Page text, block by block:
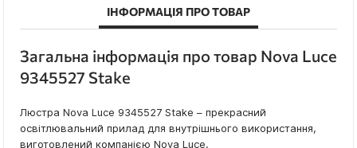
ІНФОРМАЦІЯ ПРО ТОВАР
Загальна інформація про товар Nova Luce
9345527 Stake
Люстра Nova Luce 9345527 Stake – прекрасний
освітлювальний прилад для внутрішнього використання,
виготовлений компанією Nova Luce.